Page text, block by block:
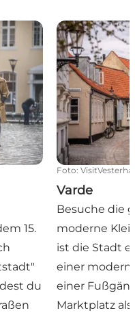
15.
du
Varde
Foto:
Varde
Besuche die
moderne
ist die Stadt
einer
einer
Marktplatz